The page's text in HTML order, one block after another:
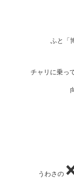
ふと「
チャリに乗っ
うわさの